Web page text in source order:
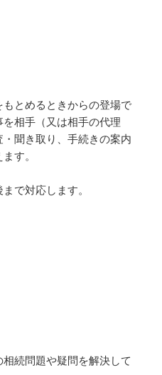
とめるときからの登場で
相手（又は相手の代理
・聞き取り、手続きの案内
す。
で対応します。
続問題や疑問を解決して